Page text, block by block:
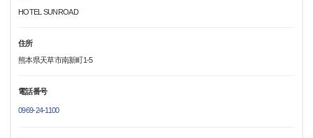
HOTEL SUNROAD
住所
熊本県天草市南新町1-5
電話番号
0969-24-1100